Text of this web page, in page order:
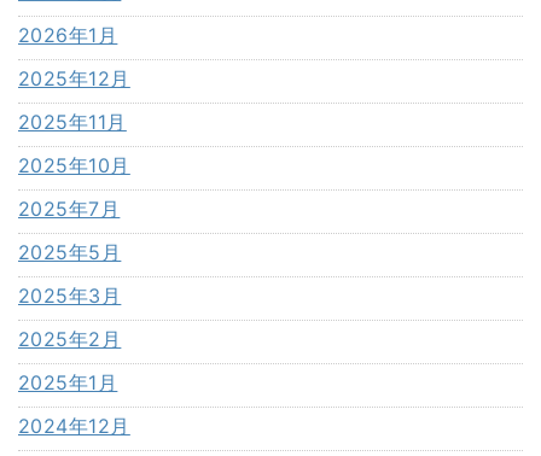
2026年1月
2025年12月
2025年11月
2025年10月
2025年7月
2025年5月
2025年3月
2025年2月
2025年1月
2024年12月